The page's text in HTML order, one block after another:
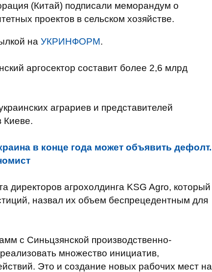
(Китай) подписали меморандум о
проектов в сельском хозяйстве.
на УКРИНФОРМ.
аргосектор составит более 2,6 млрд
аграриев и представителей
Киеве.
в конце года может объявить дефолт.
директоров агрохолдинга KSG Agro, который
назвал их объем беспрецедентным для
с Синьцзянской производственно-
множество инициатив,
Это и создание новых рабочих мест на